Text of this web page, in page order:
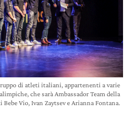
di atleti italiani, appartenenti a varie
che sarà Ambassador Team della
Vio, Ivan Zaytsev e Arianna Fontana.